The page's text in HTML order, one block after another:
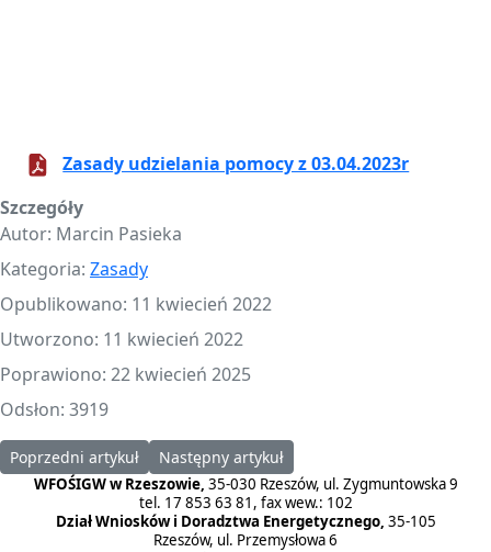
Zasady udzielania pomocy z 03.04.2023r
Szczegóły
Autor: Marcin Pasieka
Kategoria: Zasady
Opublikowano: 11 kwiecień 2022
Utworzono: 11 kwiecień 2022
Poprawiono: 22 kwiecień 2025
Odsłon: 3919
Poprzedni artykuł: Zasady udzielania pomocy obowiązujące od
Poprzedni artykuł Następny artykuł: Zasady udzielania
Następny artykuł
WFOŚIGW w Rzeszowie, 35-030 Rzeszów, ul. Zygmuntowska 9
tel. 17 853 63 81, fax wew.: 102
Dział Wniosków i Doradztwa Energetycznego, 35-105
Rzeszów, ul. Przemysłowa 6